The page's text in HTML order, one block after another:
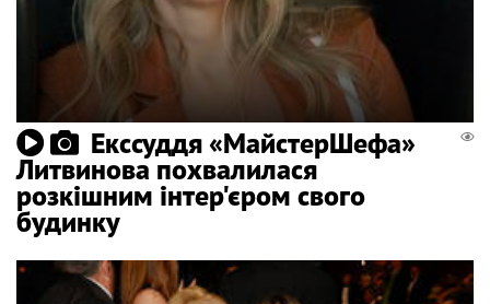
Екссуддя «МайстерШефа»
Литвинова похвалилася
розкішним інтер'єром свого
будинку